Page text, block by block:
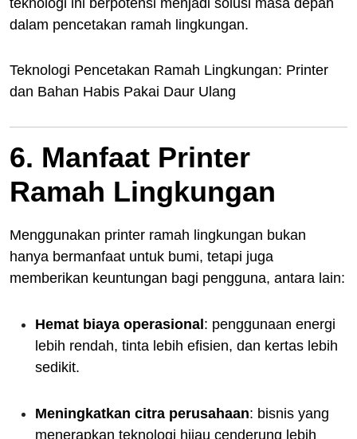
dalam pencetakan ramah lingkungan.
Teknologi Pencetakan Ramah Lingkungan: Printer
dan Bahan Habis Pakai Daur Ulang
6. Manfaat Printer
Ramah Lingkungan
Menggunakan printer ramah lingkungan bukan
hanya bermanfaat untuk bumi, tetapi juga
memberikan keuntungan bagi pengguna, antara lain:
Hemat biaya operasional: penggunaan energi
lebih rendah, tinta lebih efisien, dan kertas lebih
sedikit.
Meningkatkan citra perusahaan: bisnis yang
menerapkan teknologi hijau cenderung lebih